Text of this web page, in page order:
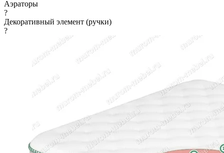
Аэраторы
?
Декоративный элемент (ручки)
?